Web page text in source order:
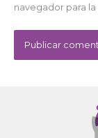
navegador para